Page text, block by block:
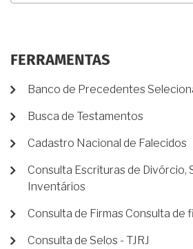
FERRAMENTAS
Banco de Precedentes
Busca de Testamentos
Cadastro Nacional de Falecidos
Consulta Escrituras de Divórcio,
Inventários
Consulta de Firmas Consulta de
Consulta de Selos - TJRJ